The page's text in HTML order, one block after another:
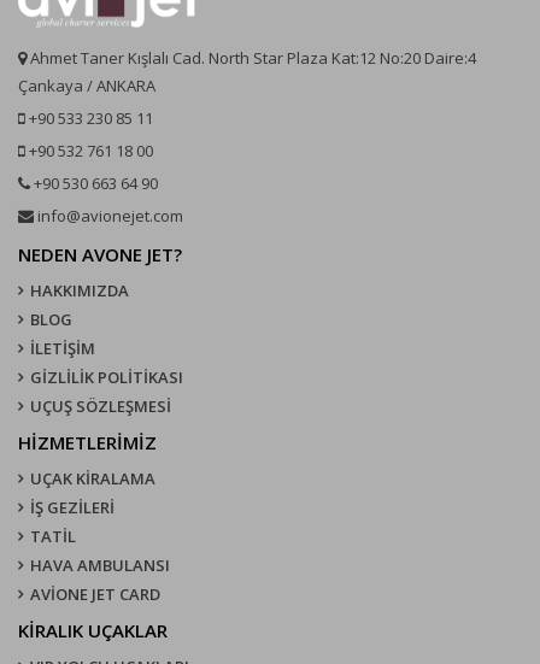
Ahmet Taner Kışlalı Cad. North Star Plaza Kat:12 No:20 Daire:4
Çankaya / ANKARA
+90 533 230 85 11
+90 532 761 18 00
+90 530 663 64 90
info@avionejet.com
NEDEN AVONE JET?
HAKKIMIZDA
BLOG
İLETİŞİM
GİZLİLİK POLİTİKASI
UÇUŞ SÖZLEŞMESI
HİZMETLERİMİZ
UÇAK KIRALAMA
İŞ GEZİLERİ
TATİL
HAVA AMBULANSI
AVİONE JET CARD
KIRALIK UÇAKLAR